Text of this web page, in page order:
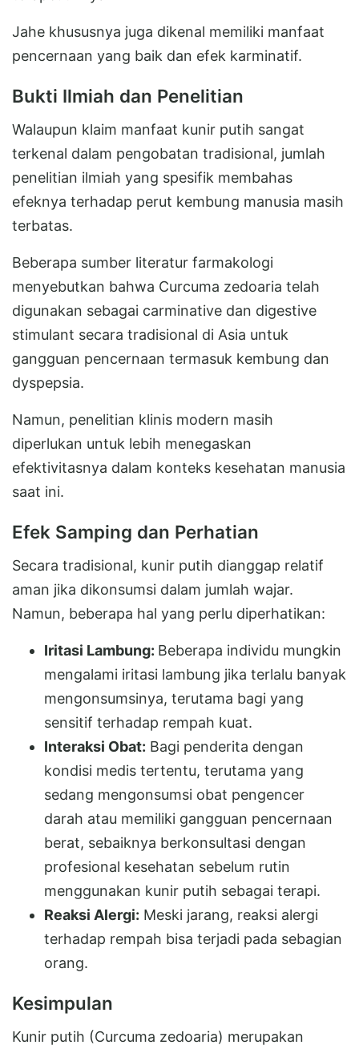
Jahe khususnya juga dikenal memiliki manfaat
pencernaan yang baik dan efek karminatif.
Bukti Ilmiah dan Penelitian
Walaupun klaim manfaat kunir putih sangat
terkenal dalam pengobatan tradisional, jumlah
penelitian ilmiah yang spesifik membahas
efeknya terhadap perut kembung manusia masih
terbatas.
Beberapa sumber literatur farmakologi
menyebutkan bahwa Curcuma zedoaria telah
digunakan sebagai carminative dan digestive
stimulant secara tradisional di Asia untuk
gangguan pencernaan termasuk kembung dan
dyspepsia.
Namun, penelitian klinis modern masih
diperlukan untuk lebih menegaskan
efektivitasnya dalam konteks kesehatan manusia
saat ini.
Efek Samping dan Perhatian
Secara tradisional, kunir putih dianggap relatif
aman jika dikonsumsi dalam jumlah wajar.
Namun, beberapa hal yang perlu diperhatikan:
Iritasi Lambung: Beberapa individu mungkin
mengalami iritasi lambung jika terlalu banyak
mengonsumsinya, terutama bagi yang
sensitif terhadap rempah kuat.
Interaksi Obat: Bagi penderita dengan
kondisi medis tertentu, terutama yang
sedang mengonsumsi obat pengencer
darah atau memiliki gangguan pencernaan
berat, sebaiknya berkonsultasi dengan
profesional kesehatan sebelum rutin
menggunakan kunir putih sebagai terapi.
Reaksi Alergi: Meski jarang, reaksi alergi
terhadap rempah bisa terjadi pada sebagian
orang.
Kesimpulan
Kunir putih (Curcuma zedoaria) merupakan